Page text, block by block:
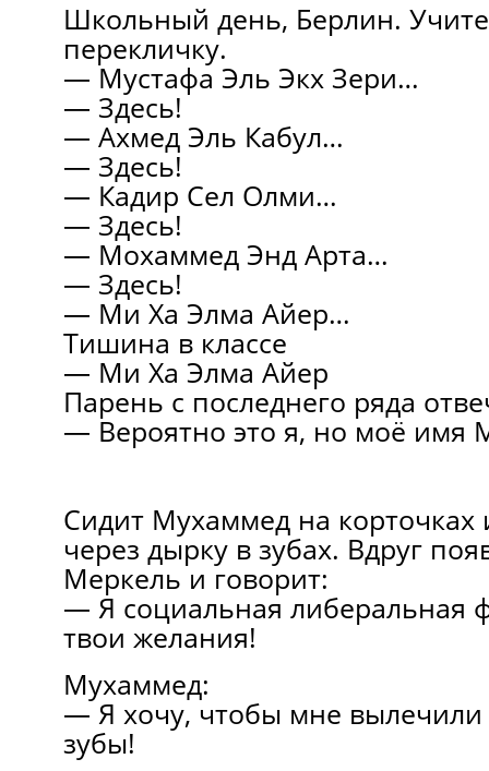
Школьный день, Берлин.
перекличку.
— Мустафа Эль Экх Зери…
— Здесь!
— Ахмед Эль Кабул…
— Здесь!
— Кадир Сел Олми…
— Здесь!
— Мохаммед Энд Арта…
— Здесь!
— Ми Ха Элма Айер…
Тишина в классе
— Ми Ха Элма Айер
Парень с последнего ряда
— Вероятно это я, но моё имя
Сидит Мухаммед на
через дырку в зубах. Вдруг
Меркель и говорит:
— Я социальная либеральная
твои желания!
Мухаммед:
— Я хочу, чтобы мне вылечили
зубы!